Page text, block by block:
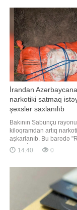
yoxlamalar zamanı bəzi
orqan donorluğu
daxil edildiyi, tibb
İrandan
narkotiki satmaq
şəxslər saxlanılıb
Bakının Sabunçu
kiloqramdan artıq
aşkarlanıb. Bu barədə
Daxili İşlər Nazirliyindən
məlumat verilib. Bildirilib
bilinən, əvvəllər
Sənan Mirzəyev və
qadın saxlanılıb.
14:40 0